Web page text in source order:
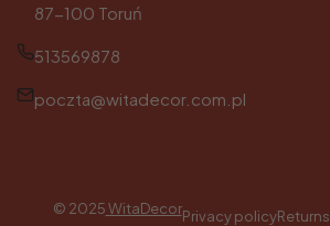
87-100 Toruń
513569878
poczta@witadecor.com.pl
© 2025WitaDecorPrivacy policyReturns